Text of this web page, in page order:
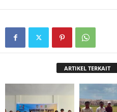
ARTIKEL TERKAIT